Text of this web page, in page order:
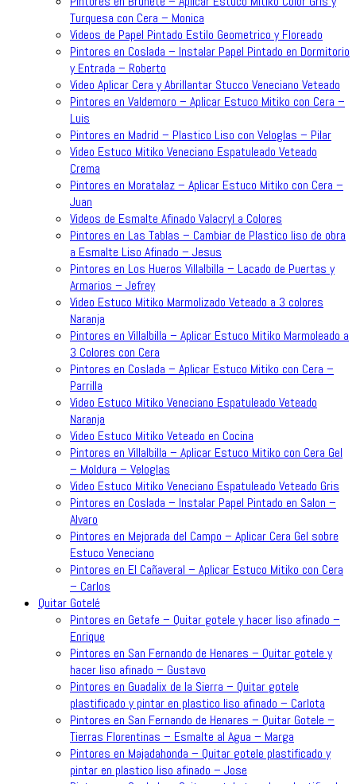
Turquesa con Cera – Monica
Videos de Papel Pintado Estilo Geometrico y Floreado
Pintores en Coslada – Instalar Papel Pintado en Dormitorio
y Entrada – Roberto
Video Aplicar Cera y Abrillantar Stucco Veneciano Veteado
Pintores en Valdemoro – Aplicar Estuco Mitiko con Cera –
Luis
Pintores en Madrid – Plastico Liso con Veloglas – Pilar
Video Estuco Mitiko Veneciano Espatuleado Veteado
Crema
Pintores en Moratalaz – Aplicar Estuco Mitiko con Cera –
Juan
Videos de Esmalte Afinado Valacryl a Colores
Pintores en Las Tablas – Cambiar de Plastico liso de obra
a Esmalte Liso Afinado – Jesus
Pintores en Los Hueros Villalbilla – Lacado de Puertas y
Armarios – Jefrey
Video Estuco Mitiko Marmolizado Veteado a 3 colores
Naranja
Pintores en Villalbilla – Aplicar Estuco Mitiko Marmoleado a
3 Colores con Cera
Pintores en Coslada – Aplicar Estuco Mitiko con Cera –
Parrilla
Video Estuco Mitiko Veneciano Espatuleado Veteado
Naranja
Video Estuco Mitiko Veteado en Cocina
Pintores en Villalbilla – Aplicar Estuco Mitiko con Cera Gel
– Moldura – Veloglas
Video Estuco Mitiko Veneciano Espatuleado Veteado Gris
Pintores en Coslada – Instalar Papel Pintado en Salon –
Alvaro
Pintores en Mejorada del Campo – Aplicar Cera Gel sobre
Estuco Veneciano
Pintores en El Cañaveral – Aplicar Estuco Mitiko con Cera
– Carlos
Quitar Gotelé
Pintores en Getafe – Quitar gotele y hacer liso afinado –
Enrique
Pintores en San Fernando de Henares – Quitar gotele y
hacer liso afinado – Gustavo
Pintores en Guadalix de la Sierra – Quitar gotele
plastificado y pintar en plastico liso afinado – Carlota
Pintores en San Fernando de Henares – Quitar Gotele –
Tierras Florentinas – Esmalte al Agua – Marga
Pintores en Majadahonda – Quitar gotele plastificado y
pintar en plastico liso afinado – Jose